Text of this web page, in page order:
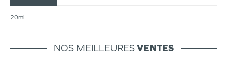
20ml
NOS MEILLEURESVENTES